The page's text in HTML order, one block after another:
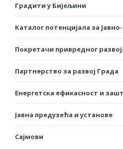
Градити у Бијељини
Каталог потенцијала за
Покретачи привредног
Партнерство за развој Града
Енергетска ефикасност и
Јавна предузећа и установе
Сајмови